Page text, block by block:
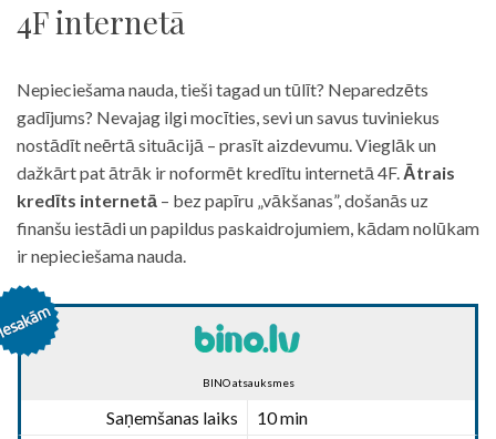
4F internetā
Nepieciešama nauda, tieši tagad un tūlīt? Neparedzēts
gadījums? Nevajag ilgi mocīties, sevi un savus tuviniekus
nostādīt neērtā situācijā – prasīt aizdevumu. Vieglāk un
dažkārt pat ātrāk ir noformēt kredītu internetā 4F. Ātrais
kredīts internetā – bez papīru „vākšanas”, došanās uz
finanšu iestādi un papildus paskaidrojumiem, kādam nolūkam
ir nepieciešama nauda.
BINO atsauksmes
Saņemšanas laiks
10 min